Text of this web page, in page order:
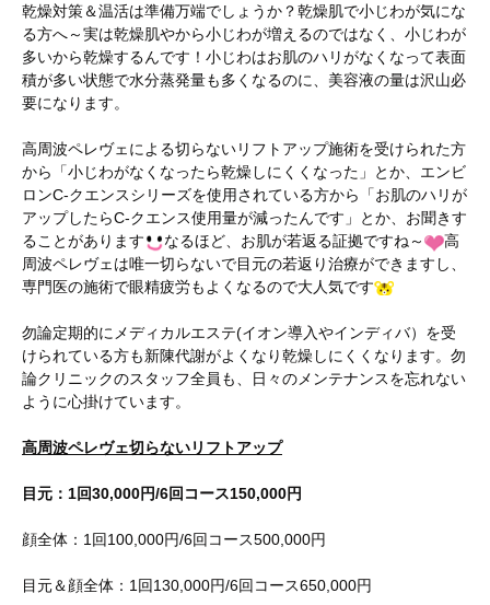
乾燥対策＆温活は準備万端でしょうか？乾燥肌で小じわが気にな
る方へ～実は乾燥肌やから小じわが増えるのではなく、小じわが
多いから乾燥するんです！小じわはお肌のハリがなくなって表面
積が多い状態で水分蒸発量も多くなるのに、美容液の量は沢山必
要になります。
高周波ペレヴェによる切らないリフトアップ施術を受けられた方
から「小じわがなくなったら乾燥しにくくなった」とか、エンビ
ロンC-クエンスシリーズを使用されている方から「お肌のハリが
アップしたらC-クエンス使用量が減ったんです」とか、お聞きす
ることがあります
なるほど、お肌が若返る証拠ですね～
高
周波ペレヴェは唯一切らないで目元の若返り治療ができますし、
専門医の施術で眼精疲労もよくなるので大人気です
勿論定期的にメディカルエステ(イオン導入やインディバ）を受
けられている方も新陳代謝がよくなり乾燥しにくくなります。勿
論クリニックのスタッフ全員も、日々のメンテナンスを忘れない
ように心掛けています。
高周波ペレヴェ切らないリフトアップ
目元：1回30,000円/6回コース150,000円
顔全体：1回100,000円/6回コース500,000円
目元＆顔全体：1回130,000円/6回コース650,000円